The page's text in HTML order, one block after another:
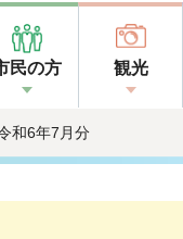
民の方 観光
和6年7月分